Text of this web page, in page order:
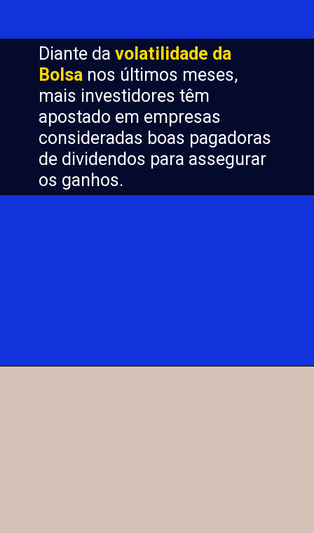
Diante da volatilidade da
Bolsa nos últimos meses,
mais investidores têm
apostado em empresas
consideradas boas pagadoras
de dividendos para assegurar
os ganhos.